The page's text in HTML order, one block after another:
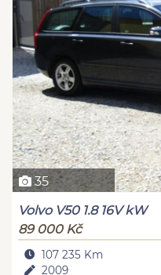
35
Volvo V50 1.8 16V kW
89 000 Kč
107 235 Km
2009